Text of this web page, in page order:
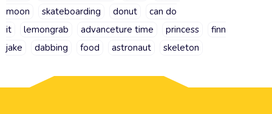
moon
skateboarding donut
can do
it
lemongrab advanceture time princess
finn
jake
dabbing food astronaut skeleton